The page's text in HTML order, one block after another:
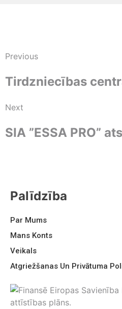
Previous
Tirdzniecības
Next
SIA ”ESSA PRO”
Palīdzība
Par Mums
Mans Konts
Veikals
Atgriežšanas Un Privātuma